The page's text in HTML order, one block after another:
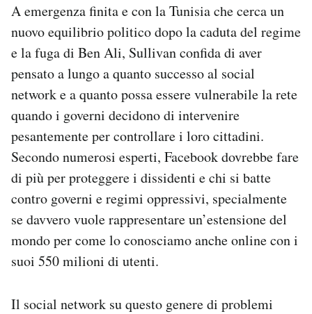
A emergenza finita e con la Tunisia che cerca un
nuovo equilibrio politico dopo la caduta del regime
e la fuga di Ben Ali, Sullivan confida di aver
pensato a lungo a quanto successo al social
network e a quanto possa essere vulnerabile la rete
quando i governi decidono di intervenire
pesantemente per controllare i loro cittadini.
Secondo numerosi esperti, Facebook dovrebbe fare
di più per proteggere i dissidenti e chi si batte
contro governi e regimi oppressivi, specialmente
se davvero vuole rappresentare un’estensione del
mondo per come lo conosciamo anche online con i
suoi 550 milioni di utenti.
Il social network su questo genere di problemi